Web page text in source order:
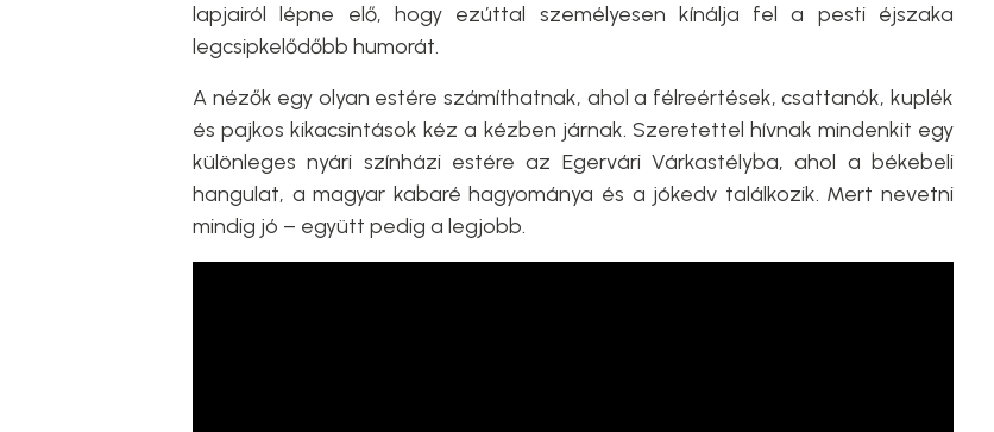
lapjairól lépne elő, hogy ezúttal személyesen kínálja fel a pesti éjszaka
legcsipkelődőbb humorát.
A nézők egy olyan estére számíthatnak, ahol a félreértések, csattanók, kuplék
és pajkos kikacsintások kéz a kézben járnak. Szeretettel hívnak mindenkit egy
különleges nyári színházi estére az Egervári Várkastélyba, ahol a békebeli
hangulat, a magyar kabaré hagyománya és a jókedv találkozik. Mert nevetni
mindig jó – együtt pedig a legjobb.